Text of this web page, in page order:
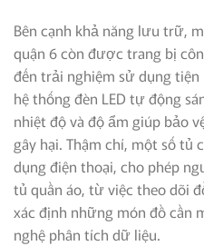
Bên cạnh khả năng lưu trữ,
quận 6 còn được trang bị
đến trải nghiệm sử dụng
hệ thống đèn LED tự động
nhiệt độ và độ ẩm giúp bảo
gây hại. Thậm chí, một số
dụng điện thoại, cho phép
tủ quần áo, từ việc theo dõi
xác định những món đồ cần
nghệ phân tích dữ liệu.